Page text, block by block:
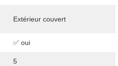
Extérieur couvert
✅ oui
5